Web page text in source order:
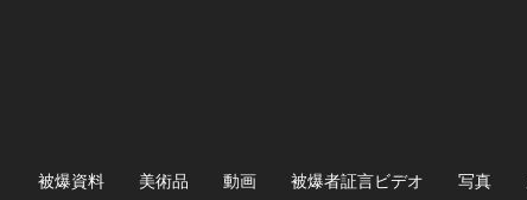
被爆資料 美術品 動画 被爆者証言ビデオ 写真